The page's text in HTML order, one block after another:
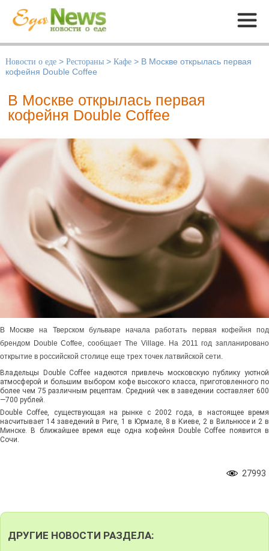
Меню
Новости о еде > Рестораны > Кафе > В Москве открылась первая
кофейня Double Coffee
В Москве открылась первая
кофейня Double Coffee
В Москве на Тверском бульваре начала работать первая кофейня под
брендом Double Coffee, сообщает The Village. На 2011 год запланировано
открытие в российской столице еще трех точек латвийской сети.
Владельцы Double Coffee надеются привлечь московскую публику уютной
атмосферой и большим выбором кофе высокого класса, приготовленного по
более чем 75 различным рецептам. Средний чек в заведении составляет 600
—700 рублей.
Double Coffee, существующая на рынке с 2002 года, в настоящее время
насчитывает 14 заведений в Риге, 1 в Юрмале, 8 в Киеве, 2 в Вильнюсе и 2 в
Минске. В ближайшее время еще одна кофейня Double Coffee появится в
Сочи.
27993
ДРУГИЕ НОВОСТИ РАЗДЕЛА: